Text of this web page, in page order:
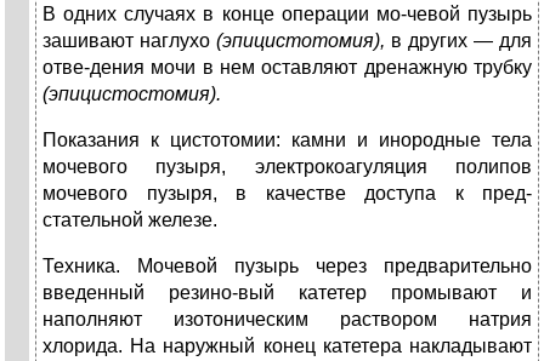
В одних случаях в конце операции мо-чевой пузырь
зашивают наглухо (эпицистотомия), в других — для
отве-дения мочи в нем оставляют дренажную трубку
(эпицистостомия).
Показания к цистотомии: камни и инородные тела
мочевого пузыря, электрокоагуляция полипов
мочевого пузыря, в качестве доступа к пред-
стательной железе.
Техника. Мочевой пузырь через предварительно
введенный резино-вый катетер промывают и
наполняют изотоническим раствором натрия
хлорида. На наружный конец катетера накладывают